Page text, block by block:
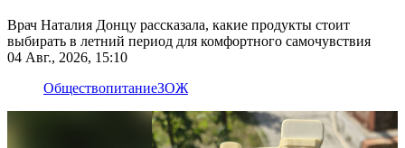
Врач Наталия Донцу рассказала, какие продукты стоит
выбирать в летний период для комфортного самочувствия
04 Авг., 2026, 15:10
ОбществопитаниеЗОЖ